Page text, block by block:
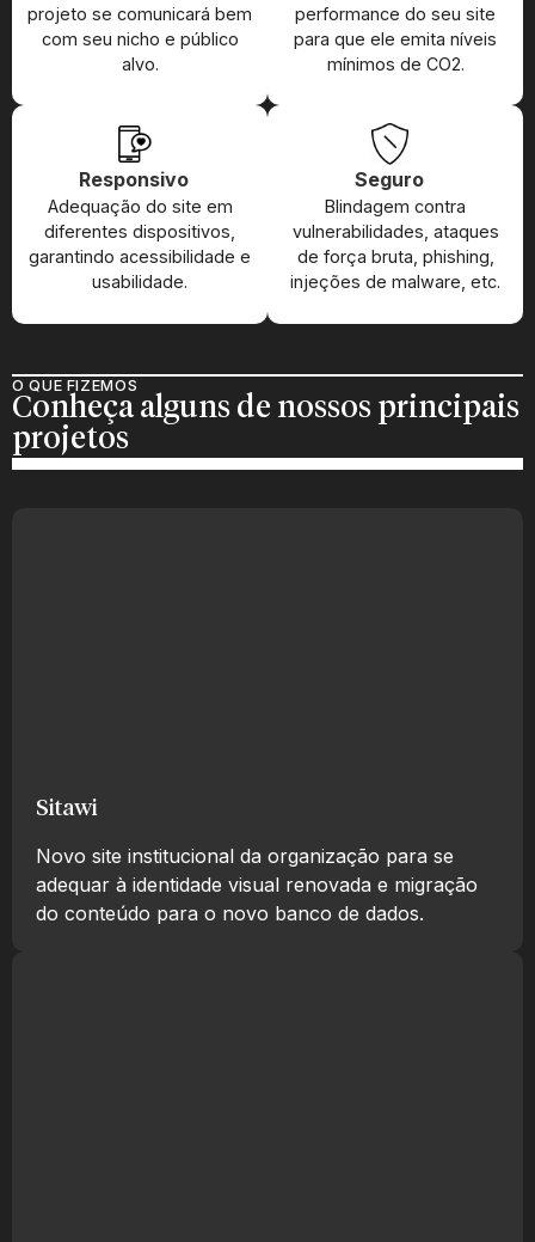
projeto se comunicará bem
com seu nicho e público
alvo.
performance do seu site
para que ele emita níveis
mínimos de CO2.
Responsivo
Adequação do site em
diferentes dispositivos,
garantindo acessibilidade e
usabilidade.
Seguro
Blindagem contra
vulnerabilidades, ataques
de força bruta, phishing,
injeções de malware, etc.
O QUE FIZEMOS
Conheça alguns de nossos principais
projetos
Sitawi
Novo site institucional da organização para se
adequar à identidade visual renovada e migração
do conteúdo para o novo banco de dados.